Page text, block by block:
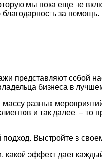
мы пока еще не
за помощь.
представляют собой
бизнеса в
массу разных
и так далее, –
подход. Выстройте в
какой эффект дает